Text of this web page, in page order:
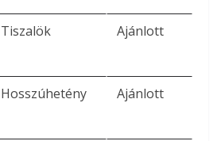
Tiszalök Ajánlott
Hosszúhetény Ajánlott